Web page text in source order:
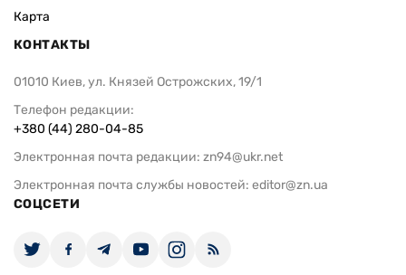
Карта
КОНТАКТЫ
01010 Киев, ул. Князей Острожских, 19/1
Телефон редакции:
+380 (44) 280-04-85
Электронная почта редакции: zn94@ukr.net
Электронная почта службы новостей: editor@zn.ua
СОЦСЕТИ